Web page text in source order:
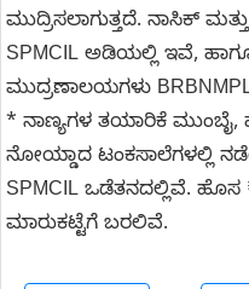
ಮುದ್ರಿಸಲಾಗುತ್ತದೆ. ನಾಸಿಕ್
SPMCIL ಅಡಿಯಲ್ಲಿ ಇವೆ,
ಮುದ್ರಣಾಲಯಗಳು
* ನಾಣ್ಯಗಳ ತಯಾರಿಕೆ ಮುಂಬೈ,
ನೋಯ್ಡಾದ ಟಂಕಸಾಲೆಗಳಲ್ಲಿ
SPMCIL ಒಡೆತನದಲ್ಲಿವೆ. ಹೊಸ
ಮಾರುಕಟ್ಟೆಗೆ ಬರಲಿವೆ.